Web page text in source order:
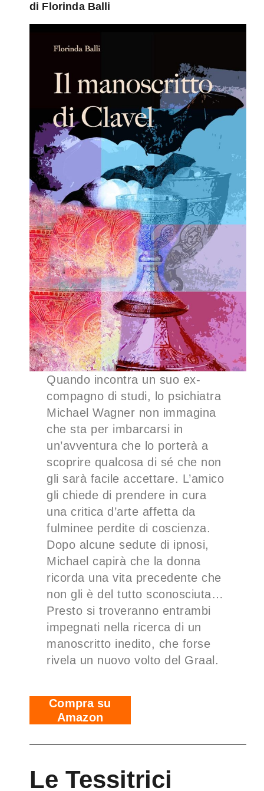
di Florinda Balli
Quando incontra un suo ex-
compagno di studi, lo psichiatra
Michael Wagner non immagina
che sta per imbarcarsi in
un’avventura che lo porterà a
scoprire qualcosa di sé che non
gli sarà facile accettare. L’amico
gli chiede di prendere in cura
una critica d’arte affetta da
fulminee perdite di coscienza.
Dopo alcune sedute di ipnosi,
Michael capirà che la donna
ricorda una vita precedente che
non gli è del tutto sconosciuta…
Presto si troveranno entrambi
impegnati nella ricerca di un
manoscritto inedito, che forse
rivela un nuovo volto del Graal.
Compra su
Amazon
Le Tessitrici